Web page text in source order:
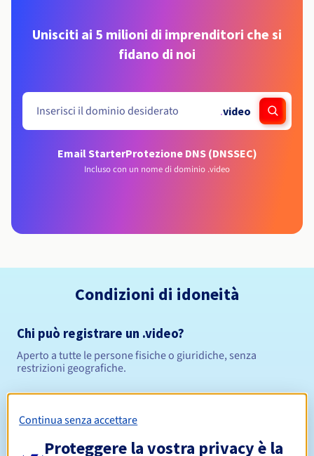
Unisciti ai 5 milioni di imprenditori che si
fidano di noi
.video
Email StarterProtezione DNS (DNSSEC)
Incluso con un nome di dominio .video
Condizioni di idoneità
Chi può registrare un .video?
Aperto a tutte le persone fisiche o giuridiche, senza
restrizioni geografiche.
Regole di gestione e notifiche
Continua senza accettare
Proteggere la vostra privacy è la